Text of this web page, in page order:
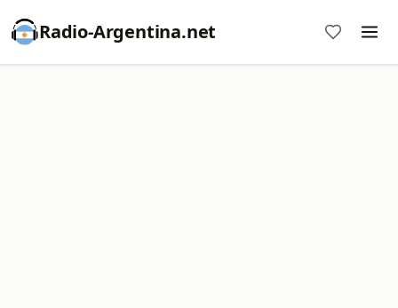
Radio-Argentina.net